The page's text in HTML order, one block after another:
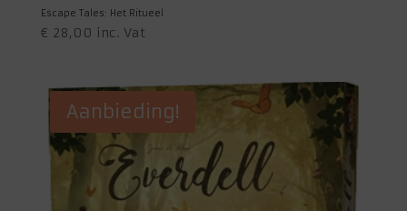
Escape Tales: Het Ritueel
€ 28,00 inc. Vat
Aanbieding!